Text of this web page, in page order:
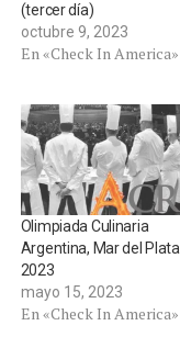
(tercer día)
octubre 9, 2023
En «Check In America»
Olimpiada Culinaria
Argentina, Mar del Plata
2023
mayo 15, 2023
En «Check In America»